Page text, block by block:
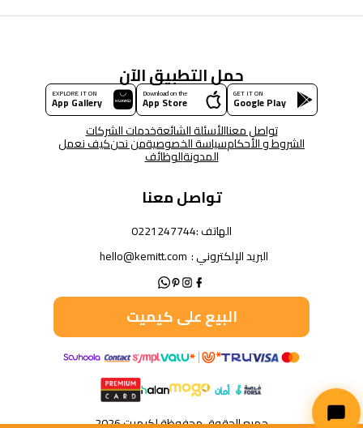
حمل التطبيق الآن
GET IT ON
Google Play
Download on the
App Store
EXPLORE IT ON
App Gallery
تواصل معناالأسئلة الشائعةخدمات الشركات
الشروط و الأحكامسياسة الخصوصيةمن نحنكيف نعمل
المدونةالوظائف
تواصل معنا
الهاتف :0221247744
البريد الإلكتروني : hello@kemitt.com
البيع على كيميت
جميع الحقوق محفوظة لكيميت 2026